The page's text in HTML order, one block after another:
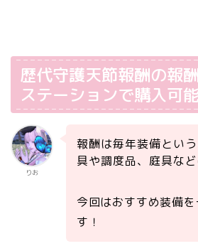
歴代守護天節報酬の報
ステーションで購入可能
りお
報酬は毎年装備とい
具や調度品、庭具な
今回はおすすめ装備
す！